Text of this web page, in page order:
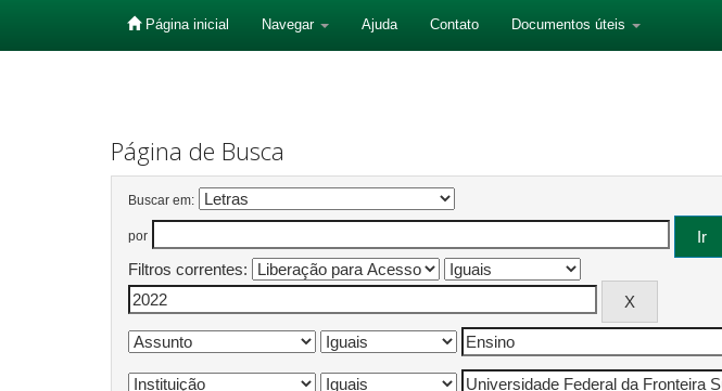
Página inicial Navegar Ajuda Contato Documentos úteis
Página de Busca
Buscar em:
por
Filtros correntes: